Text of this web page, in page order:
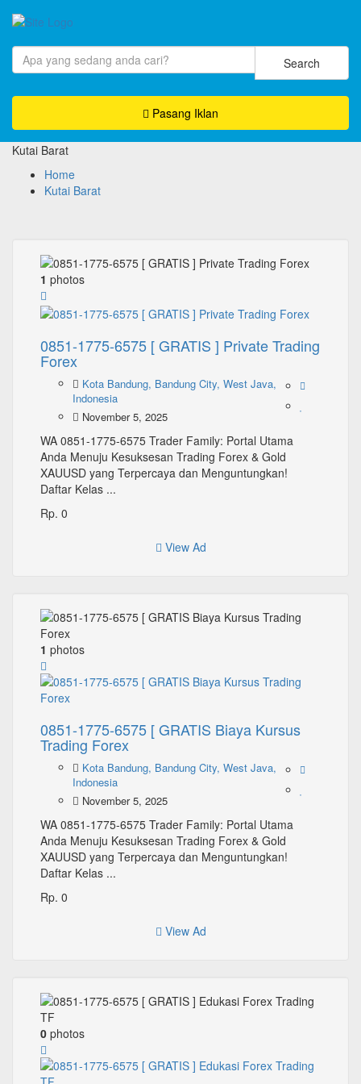
Search
Pasang Iklan
Kutai Barat
Home
Kutai Barat
1 photos
0851-1775-6575 [ GRATIS ] Private Trading
Forex
Kota Bandung, Bandung City, West Java,
Indonesia
November 5, 2025
WA 0851-1775-6575 Trader Family: Portal Utama
Anda Menuju Kesuksesan Trading Forex & Gold
XAUUSD yang Terpercaya dan Menguntungkan!
Daftar Kelas ...
Rp. 0
View Ad
1 photos
0851-1775-6575 [ GRATIS Biaya Kursus
Trading Forex
Kota Bandung, Bandung City, West Java,
Indonesia
November 5, 2025
WA 0851-1775-6575 Trader Family: Portal Utama
Anda Menuju Kesuksesan Trading Forex & Gold
XAUUSD yang Terpercaya dan Menguntungkan!
Daftar Kelas ...
Rp. 0
View Ad
0 photos